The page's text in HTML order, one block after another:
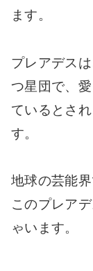
ます。
プレアデス
つ星団で、
ているとさ
す。
地球の芸能
このプレア
ゃいます。